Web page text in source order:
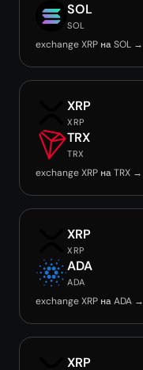
SOL
SOL
exchange XRP на SOL →
XRP
XRP
TRX
TRX
exchange XRP на TRX →
XRP
XRP
ADA
ADA
exchange XRP на ADA →
XRP